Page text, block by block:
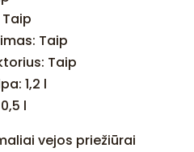
Taip
Taip
1,2 l
l
vejos priežiūrai